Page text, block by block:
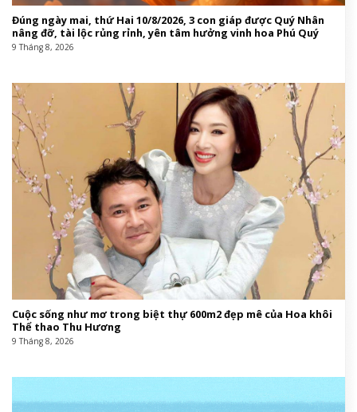
Đúng ngày mai, thứ Hai 10/8/2026, 3 con giáp được Quý Nhân
nâng đỡ, tài lộc rủng rỉnh, yên tâm hưởng vinh hoa Phú Quý
9 Tháng 8, 2026
Cuộc sống như mơ trong biệt thự 600m2 đẹp mê của Hoa khôi
Thể thao Thu Hương
9 Tháng 8, 2026